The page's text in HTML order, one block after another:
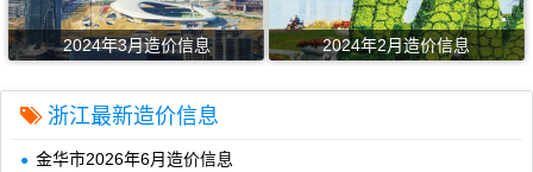
2024年3月造价信息 2024年2月造价信息
浙江最新造价信息
金华市2026年6月造价信息